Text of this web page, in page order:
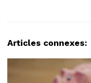
Articles connexes: